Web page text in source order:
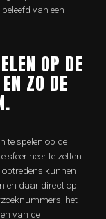
van een
OP DE
ZO DE
te spelen op de
neer te zetten.
kunnen
en daar direct op
het
van de